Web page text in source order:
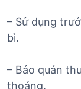
– Sử dụng
bì.
– Bảo quản
thoáng.